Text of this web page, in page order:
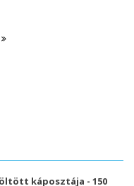
káposztája - 150